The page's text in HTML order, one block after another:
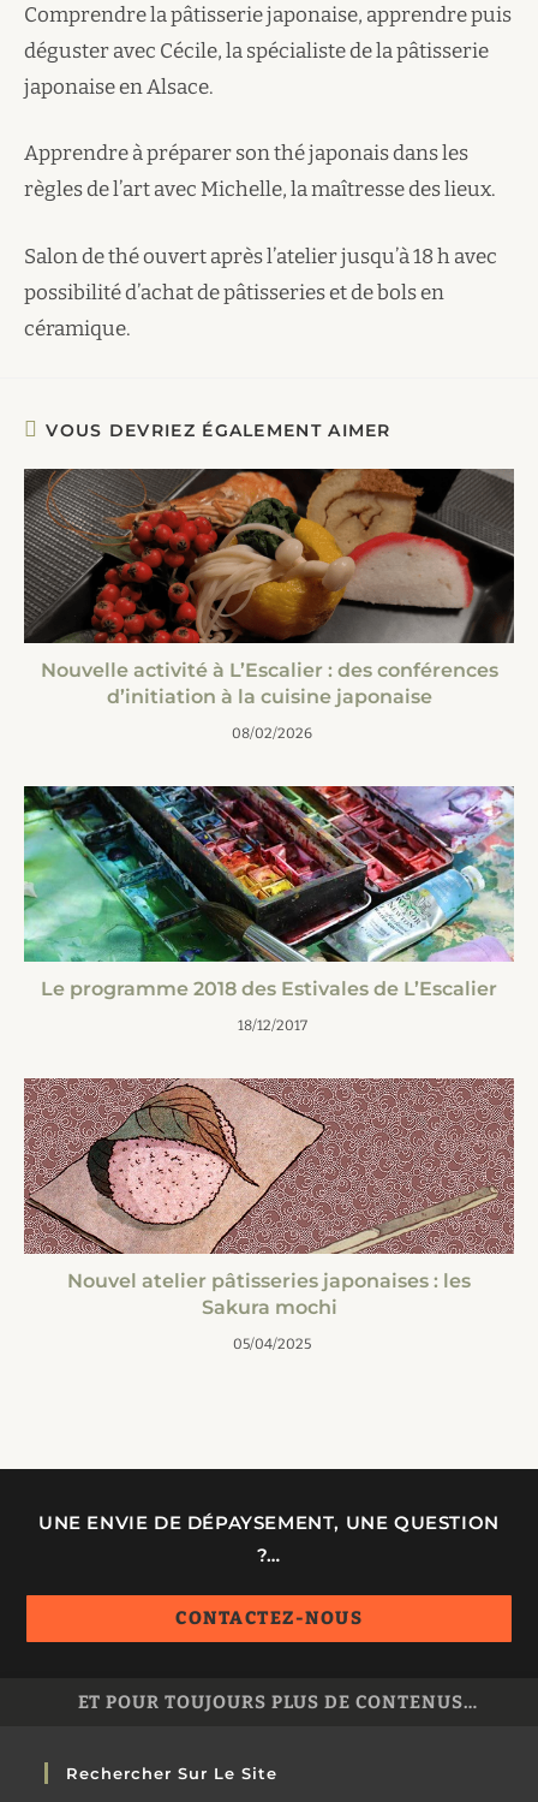
Comprendre la pâtisserie japonaise, apprendre puis
déguster avec Cécile, la spécialiste de la pâtisserie
japonaise en Alsace.
Apprendre à préparer son thé japonais dans les
règles de l’art avec Michelle, la maîtresse des lieux.
Salon de thé ouvert après l’atelier jusqu’à 18 h avec
possibilité d’achat de pâtisseries et de bols en
céramique.
VOUS DEVRIEZ ÉGALEMENT AIMER
Nouvelle activité à L’Escalier : des conférences
d’initiation à la cuisine japonaise
08/02/2026
Le programme 2018 des Estivales de L’Escalier
18/12/2017
Nouvel atelier pâtisseries japonaises : les
Sakura mochi
05/04/2025
UNE ENVIE DE DÉPAYSEMENT, UNE QUESTION
?…
CONTACTEZ-NOUS
ET POUR TOUJOURS PLUS DE CONTENUS…
Rechercher Sur Le Site